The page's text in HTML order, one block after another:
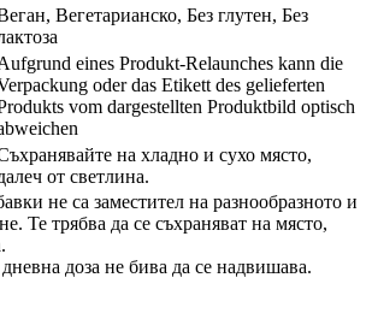
Вегетарианско, Без глутен, Без
eines Produkt-Relaunches kann die
oder das Etikett des gelieferten
vom dargestellten Produktbild optisch
на хладно и сухо място,
от светлина.
не са заместител на разнообразното и
Те трябва да се съхраняват на място,
доза не бива да се надвишава.